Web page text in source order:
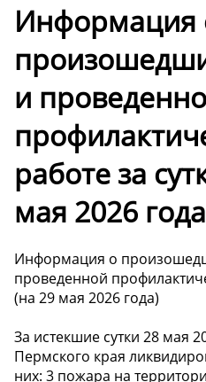
Информация
и
работе за
мая 2026
Информация о
проведенной
(на 29 мая 2026 года)
За истекшие сутки 28 мая
Пермского края
них: 3 пожара на